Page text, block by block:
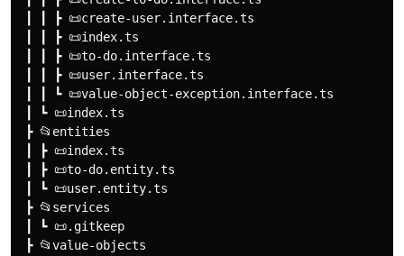
┃ ┃ ┣ 📜create-user.interface.ts
┃ ┃ ┣ 📜index.ts
┃ ┃ ┣ 📜to-do.interface.ts
┃ ┃ ┣ 📜user.interface.ts
┃ ┃ ┗ 📜value-object-exception.interface.ts
┃ ┗ 📜index.ts
┣ 📂entities
┃ ┣ 📜index.ts
┃ ┣ 📜to-do.entity.ts
┃ ┗ 📜user.entity.ts
┣ 📂services
┃ ┗ 📜.gitkeep
┣ 📂value-objects